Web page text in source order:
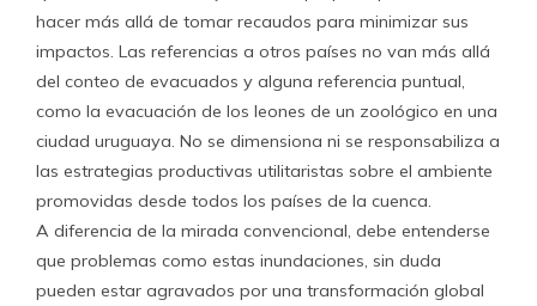
hacer más allá de tomar recaudos para minimizar sus
impactos. Las referencias a otros países no van más allá
del conteo de evacuados y alguna referencia puntual,
como la evacuación de los leones de un zoológico en una
ciudad uruguaya. No se dimensiona ni se responsabiliza a
las estrategias productivas utilitaristas sobre el ambiente
promovidas desde todos los países de la cuenca.
A diferencia de la mirada convencional, debe entenderse
que problemas como estas inundaciones, sin duda
pueden estar agravados por una transformación global